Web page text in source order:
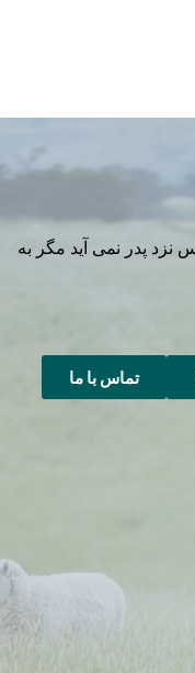
پدر نمی آید مگر به
تماس با ما